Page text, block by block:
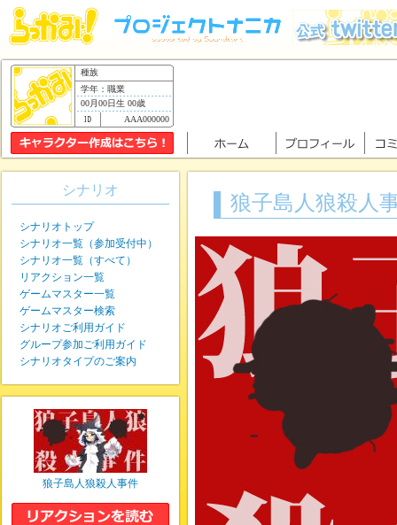
種族
学年：職業
00月00日生 00歳
AAA000000
狼子島人狼殺人
シナリオ
シナリオトップ
シナリオ一覧（参加受付中）
シナリオ一覧（すべて）
リアクション一覧
ゲームマスター一覧
ゲームマスター検索
シナリオご利用ガイド
グループ参加ご利用ガイド
シナリオタイプのご案内
狼子島人狼殺人事件